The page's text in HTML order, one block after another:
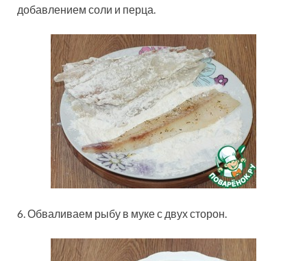
добавлением соли и перца.
6. Обваливаем рыбу в муке с двух сторон.